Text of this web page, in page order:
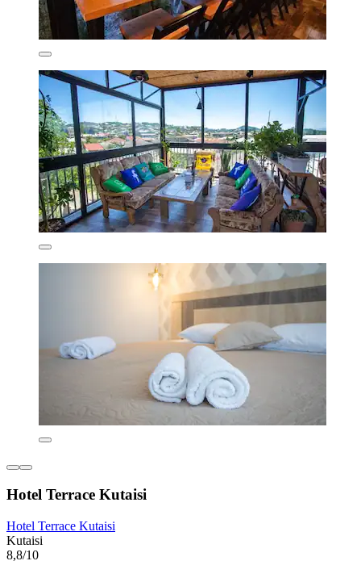
Hotel Terrace Kutaisi
Hotel Terrace Kutaisi
Kutaisi
8,8/10